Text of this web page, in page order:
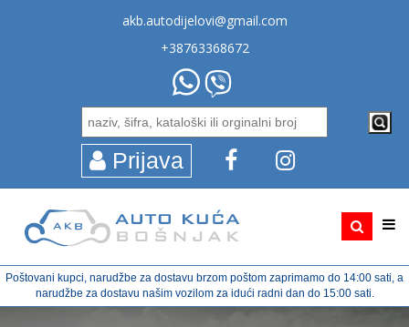
akb.autodijelovi@gmail.com
+38763368672
Prijava
Poštovani kupci, narudžbe za dostavu brzom poštom zaprimamo do 14:00 sati, a
narudžbe za dostavu našim vozilom za idući radni dan do 15:00 sati.